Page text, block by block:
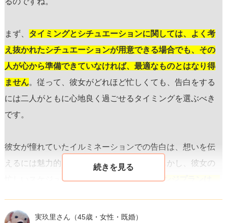
まず、 タイミングとシチュエーションに関しては、よく考
え抜かれたシチュエーションが用意できる場合でも、その
人が心から準備できていなければ、最適なものとはなり得
ません。従って、彼女がどれほど忙しくても、告白をする
には二人がともに心地良く過ごせるタイミングを選ぶべき
です。
彼女が憧れていたイルミネーションでの告白は、想いを伝
えるには魅力的なシチュエーションです。しかし、彼女の
忙しいスケジュールを鑑みると、1月のリベンジプランは、
供するのに素晴らしい機会となるでしょう
実玖里さん （45歳・女性・既婚）